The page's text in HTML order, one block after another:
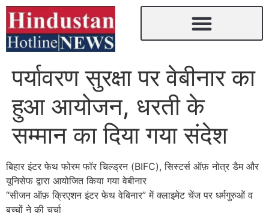
पर्यावरण सुरक्षा पर वेबीनार का
हुआ आयोजन, धरती के
सम्मान का दिया गया संदेश
बिहार इंटर फेथ फोरम फॉर चिल्ड्रन (BIFC), सिस्टर्स ऑफ़ नोत्र डैम और
यूनिसेफ द्वारा आयोजित किया गया वेबीनार
“सीजन ऑफ़ क्रिएशन इंटर फेथ वेबिनार” में क्लाइमेट चेंज पर धर्मगुरुओं व
बच्चों ने की चर्चा